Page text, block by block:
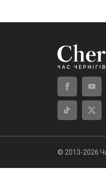
© 2013-2026